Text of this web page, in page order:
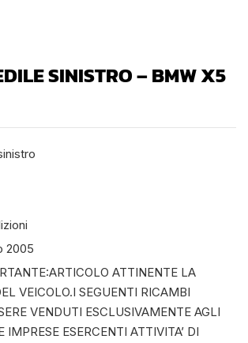
SINISTRO – BMW X5
2005
ATTINENTE LA
VEICOLO.I SEGUENTI RICAMBI
VENDUTI ESCLUSIVAMENTE AGLI
IMPRESE ESERCENTI ATTIVITA’ DI